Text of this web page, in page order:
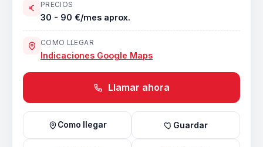
PRECIOS
30 - 90 €/mes aprox.
COMO LLEGAR
Indicaciones Google Maps
Llamar ahora
Como llegar Guardar